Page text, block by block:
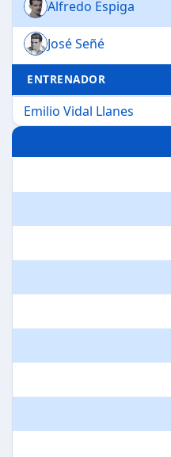
Alfredo Espiga
José Señé
ENTRENADOR
Emilio Vidal Llanes